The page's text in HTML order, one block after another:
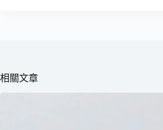
相關文章